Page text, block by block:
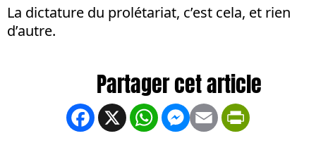
La dictature du prolétariat, c’est cela, et rien
d’autre.
Facebook
X WhatsApp
Messenger
Email